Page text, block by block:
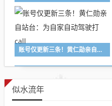
账号仅更新三条！黄仁勋亲自站台：为自家自动驾驶打call
似水流年